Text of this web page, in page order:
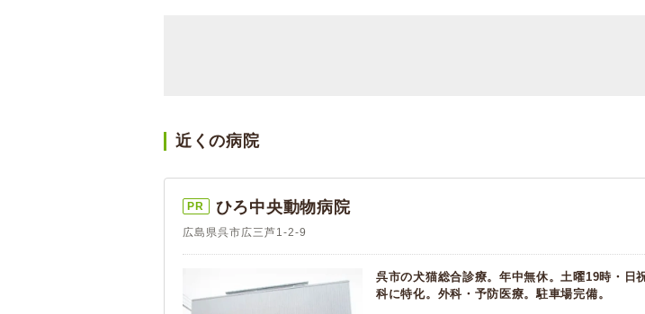
近くの病院
PR ひろ中央動物病院
広島県呉市広三芦1-2-9
呉市の犬猫総合診療。年中無休。土曜19時・日
科に特化。外科・予防医療。駐車場完備。